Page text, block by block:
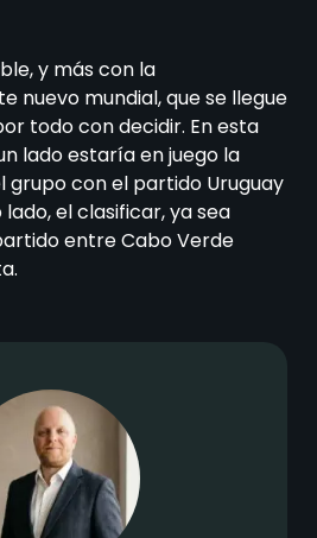
y más con la
nuevo mundial, que se llegue
todo con decidir. En esta
lado estaría en juego la
grupo con el partido Uruguay
el clasificar, ya sea
entre Cabo Verde